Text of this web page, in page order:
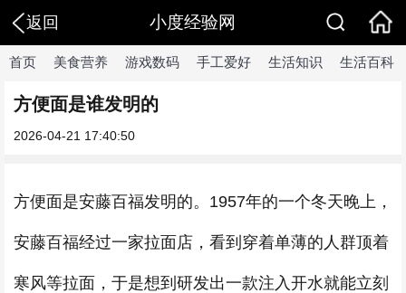
返回 小度经验网
首页 美食营养 游戏数码 手工爱好 生活知识 生活百科
方便面是谁发明的
2026-04-21 17:40:50
方便面是安藤百福发明的。1957年的一个冬天晚上，
安藤百福经过一家拉面店，看到穿着单薄的人群顶着
寒风等拉面，于是想到研发出一款注入开水就能立刻